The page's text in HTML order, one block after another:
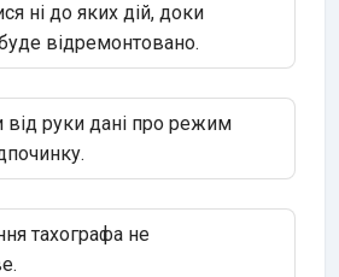
ні до яких дій, доки
відремонтовано.
від руки дані про режим
тахографа не